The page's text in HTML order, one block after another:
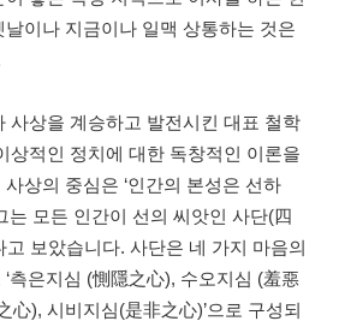
이나 지금이나 일맥 상통하는 것은
사상을 계승하고 발전시킨 대표 철학
상적인 정치에 대한 독창적인 이론을
상의 중심은 ‘인간의 본성은 선하
는 모든 인간이 선의 씨앗인 사단(四
보았습니다. 사단은 네 가지 마음의
측은지심 (惻隱之心), 수오지심 (羞惡
心), 시비지심(是非之心)’으로 구성되